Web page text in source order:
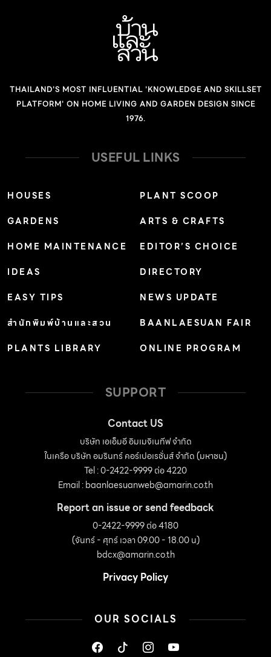
คำนึงถึงความ “เป็น-อยู่-ดี” ของผู้อยู่อาศัยเป็นสำคัญนั้น
ถือว่าเป็นการสร้างมาตรฐานใหม่แห่งวงการอสังหาริมทรัพย์
ไม่แปลกใจเลยที่โครงการวิสัยทัศน์ดีๆ แบบนี้ เป็นไอเดียของ
#1stWELLCERTIFIED
#WELLBUILDINGSTANDARD #ชีวิตที่สมบูรณ์เเบบร
รายละเอียด #GrandUnity #MakesSense. #ใช้ชีวิตบน
THAILAND'S MOST INFLUENTIAL 'KNOWLEDGE AND SKILLSET
PLATFORM' ON HOME LIVING AND GARDEN DESIGN SINCE
1976.
USEFUL LINKS
HOUSES
GARDENS
HOME MAINTENANCE
IDEAS
EASY TIPS
สำนักพิมพ์บ้านและสวน
PLANTS LIBRARY
PLANT SCOOP
ARTS & CRAFTS
EDITOR’S CHOICE
DIRECTORY
NEWS UPDATE
BAANLAESUAN FAIR
ONLINE PROGRAM
SUPPORT
Contact US
บริษัท เอเอ็มอี อิมเมจิเนทีฟ จำกัด
ในเครือ บริษัท อมรินทร์ คอร์เปอเรชั่นส์ จำกัด (มหาชน)
Tel : 0-2422-9999 ต่อ 4220
Email :baanlaesuanweb@amarin.co.th
Report an issue or send feedback
0-2422-9999 ต่อ 4180
(จันทร์ - ศุกร์ เวลา 09.00 - 18.00 น)
bdcx@amarin.co.th
Privacy Policy
OUR SOCIALS